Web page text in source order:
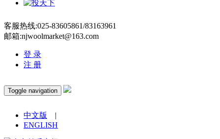
客服热线:025-83605861/83163961
邮箱:njwoolmarket@163.com
登 录
注 册
Toggle navigation
中文版
|
ENGLISH